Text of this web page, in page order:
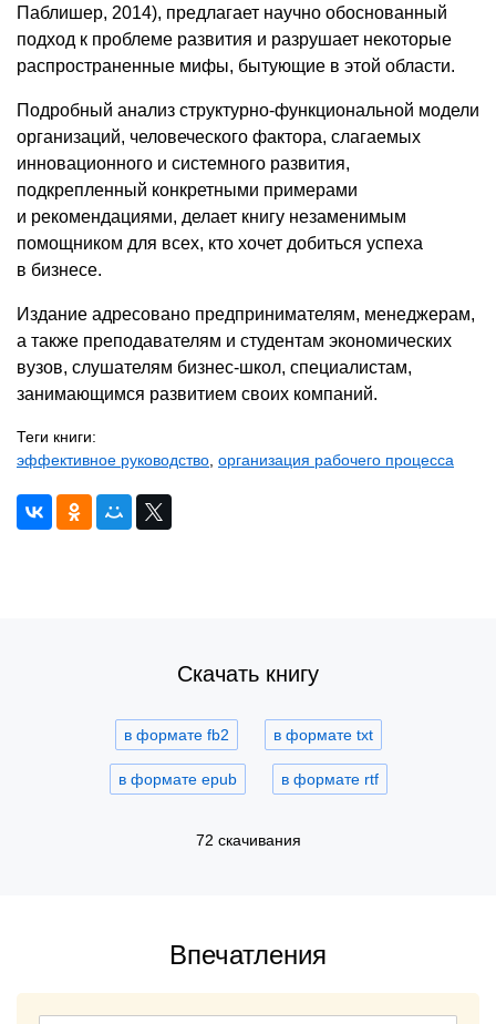
Паблишер, 2014), предлагает научно обоснованный
подход к проблеме развития и разрушает некоторые
распространенные мифы, бытующие в этой области.
Подробный анализ структурно-функциональной модели
организаций, человеческого фактора, слагаемых
инновационного и системного развития,
подкрепленный конкретными примерами
и рекомендациями, делает книгу незаменимым
помощником для всех, кто хочет добиться успеха
в бизнесе.
Издание адресовано предпринимателям, менеджерам,
а также преподавателям и студентам экономических
вузов, слушателям бизнес-школ, специалистам,
занимающимся развитием своих компаний.
Теги книги:
эффективное руководство организация рабочего процесса
Скачать книгу
в формате fb2 в формате txt
в формате epub в формате rtf
72 скачивания
Впечатления